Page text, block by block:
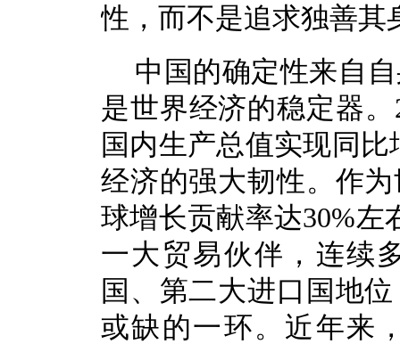
性，而不是追求独善其
中国的确定性来自
是世界经济的稳定器
国内生产总值实现同
经济的强大韧性。作
球增长贡献率达30%左
一大贸易伙伴，连续
国、第二大进口国地
或缺的一环。近年来